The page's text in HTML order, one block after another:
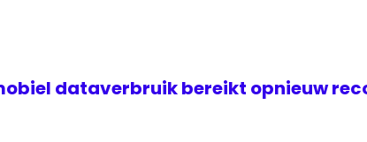
dataverbruik bereikt opnieuw